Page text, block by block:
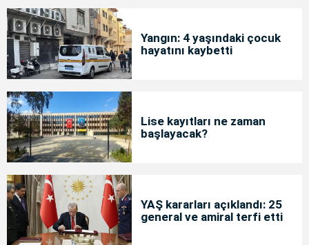
Yangın: 4 yaşındaki çocuk
hayatını kaybetti
Lise kayıtları ne zaman
başlayacak?
YAŞ kararları açıklandı: 25
general ve amiral terfi etti